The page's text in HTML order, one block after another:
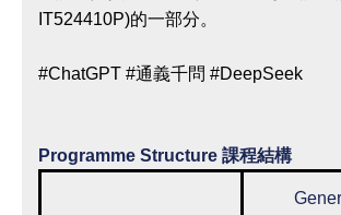
IT524410P)的一部分。
#ChatGPT #通義千問 #DeepSeek
Programme Structure 課程結構